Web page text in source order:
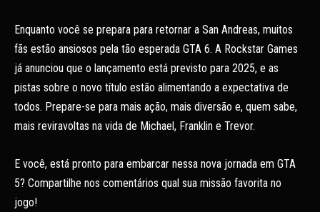
Enquanto você se prepara para retornar a San Andreas, muitos
fãs estão ansiosos pela tão esperada GTA 6. A Rockstar Games
já anunciou que o lançamento está previsto para 2025, e as
pistas sobre o novo título estão alimentando a expectativa de
todos. Prepare-se para mais ação, mais diversão e, quem sabe,
mais reviravoltas na vida de Michael, Franklin e Trevor.
E você, está pronto para embarcar nessa nova jornada em GTA
5? Compartilhe nos comentários qual sua missão favorita no
jogo!